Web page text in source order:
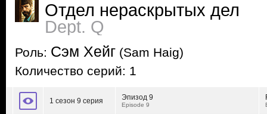
Отдел нераскрытых дел
Dept. Q
Роль: Сэм Хейг (Sam Haig)
Количество серий: 1
1 сезон 9 серия Эпизод 9
Episode 9